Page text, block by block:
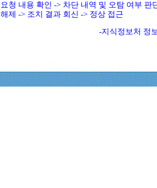
요청 내용 확인 -> 차단 내역 및 오탐 여부
해제 -> 조치 결과 회신 -> 정상 접근
-지식정보처 정